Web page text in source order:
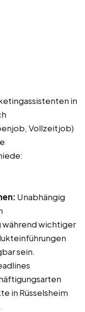
in
Vollzeitjob)
Unabhängig
während wichtiger
sein.
in Rüsselsheim